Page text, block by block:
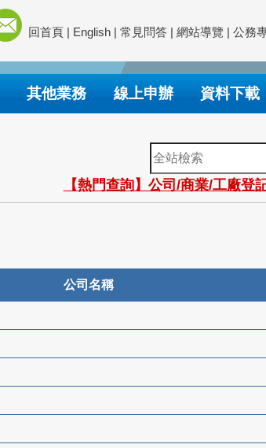
回首頁 | English | 常見問答 | 網站導覽 | 公務
其他業務 線上申辦 資料下載
全
站
檢
索
【熱門查詢】公司/商業/工廠登
公司名稱